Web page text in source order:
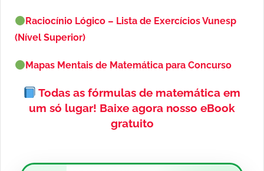
Raciocínio Lógico – Lista de Exercícios Vunesp
(Nível Superior)
Mapas Mentais de Matemática para Concurso
Todas as fórmulas de matemática em
um só lugar! Baixe agora nosso eBook
gratuito